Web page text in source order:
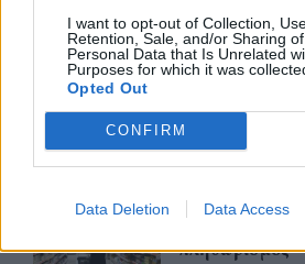
I want to opt-out of Collection,
Retention, Sale, and/or Sharing
Personal Data that Is Unrelated
Purposes for which it was
Opted Out
CONFIRM
Data Deletion Data Access
DBRS: Ισχυρά
από ανθεκτική
τράπεζες –
εξωτερικό
04/08/26|14:55
Ιούλιο – Σε
πληθωρισμός